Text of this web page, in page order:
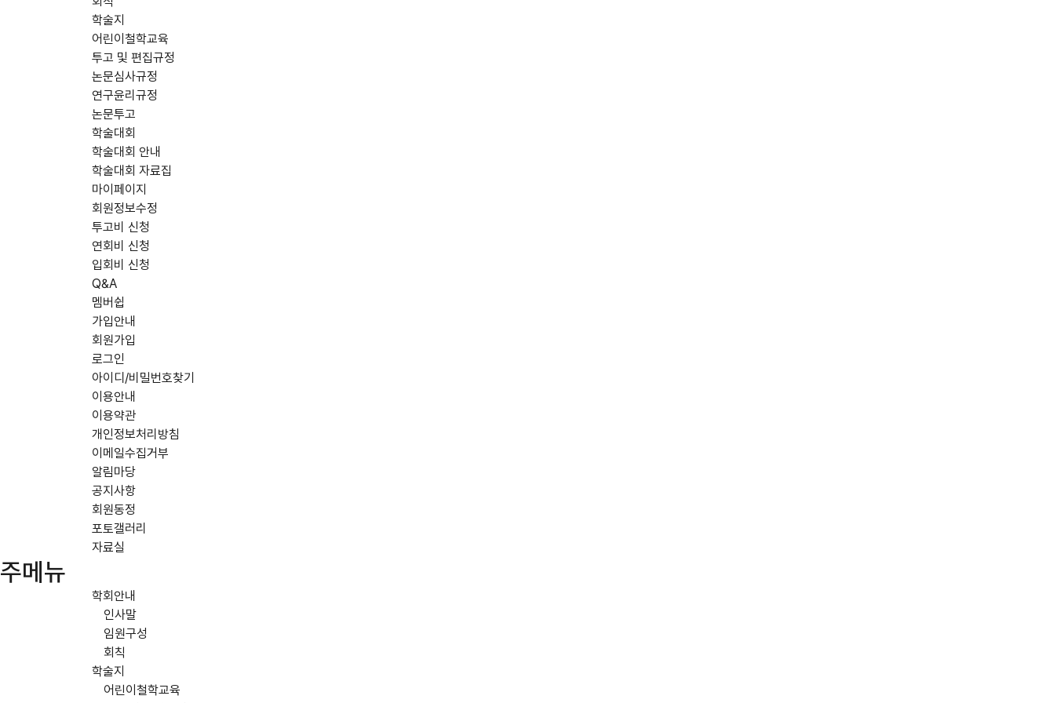
학술지
어린이철학교육
투고 및 편집규정
논문심사규정
연구윤리규정
논문투고
학술대회
학술대회 안내
학술대회 자료집
마이페이지
회원정보수정
투고비 신청
연회비 신청
입회비 신청
Q&A
멤버쉽
가입안내
회원가입
로그인
아이디/비밀번호찾기
이용안내
이용약관
개인정보처리방침
이메일수집거부
알림마당
공지사항
회원동정
포토갤러리
자료실
주메뉴
학회안내
인사말
임원구성
회칙
학술지
어린이철학교육